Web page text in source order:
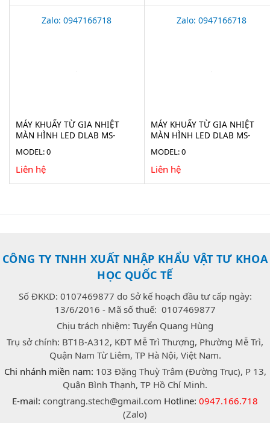
Zalo: 0947166718
MÁY KHUẤY TỪ GIA NHIỆT
MÀN HÌNH LED DLAB MS-
MODEL: 0
Liên hệ
Zalo: 0947166718
MÁY KHUẤY TỪ GIA NHIỆT
MÀN HÌNH LED DLAB MS-
MODEL: 0
Liên hệ
CÔNG TY TNHH XUẤT NHẬP KHẨU VẬT TƯ KHOA
HỌC QUỐC TẾ
Số ĐKKD: 0107469877 do Sở kế hoạch đầu tư cấp ngày:
13/6/2016 - Mã số thuế: 0107469877
Chịu trách nhiệm: Tuyển Quang Hùng
Trụ sở chính: BT1B-A312, KĐT Mễ Trì Thượng, Phường Mễ Trì,
Quận Nam Từ Liêm, TP Hà Nội, Việt Nam.
Chi nhánh miền nam: 103 Đặng Thuỳ Trâm (Đường Trục), P 13,
Quận Bình Thạnh, TP Hồ Chí Minh.
E-mail: congtrang.stech@gmail.com Hotline: 0947.166.718
(Zalo)